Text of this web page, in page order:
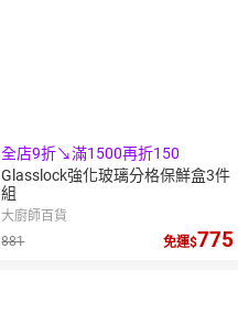
全店9折↘滿1500再折150
Glasslock強化玻璃分格保鮮盒3件
組
大廚師百貨
881
免運 775